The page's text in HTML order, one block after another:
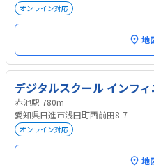
オンライン対応
地
デジタルスクール インフ
赤池駅 780m
愛知県日進市浅田町西前田8-7
オンライン対応
地